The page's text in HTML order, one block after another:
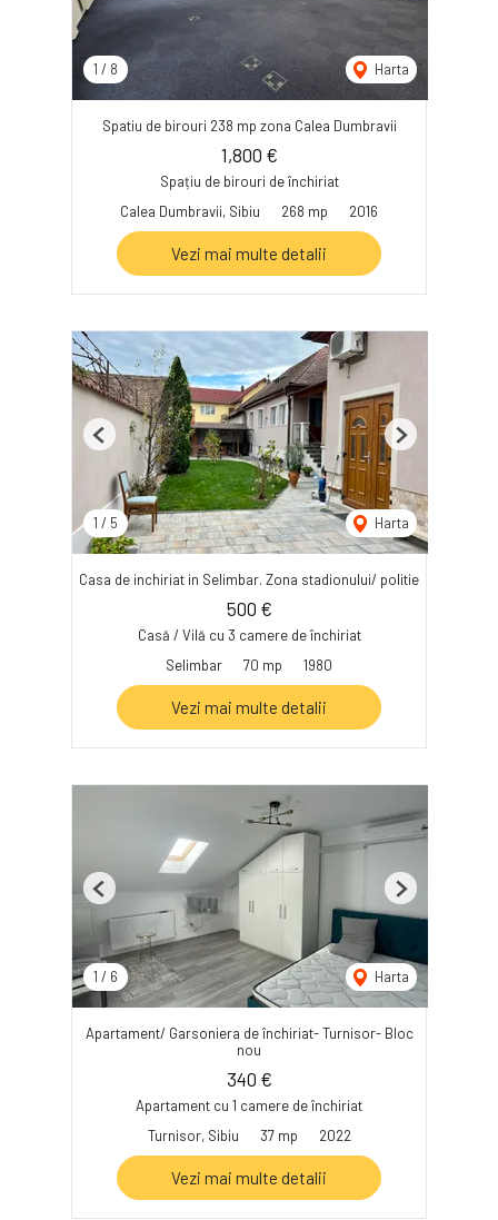
1 / 8 Harta
Spatiu de birouri 238 mp zona Calea Dumbravii
1,800 €
Spațiu de birouri de închiriat
Calea Dumbravii, Sibiu
268 mp 2016
Vezi mai multe detalii
1 / 5 Harta
Previous Next
Casa de inchiriat in Selimbar. Zona stadionului/ politie
500 €
Casă / Vilă cu 3 camere de închiriat
Selimbar
70 mp 1980
Vezi mai multe detalii
1 / 6 Harta
Previous Next
Apartament/ Garsoniera de închiriat- Turnisor- Bloc
nou
340 €
Apartament cu 1 camere de închiriat
Turnisor, Sibiu
37 mp 2022
Vezi mai multe detalii